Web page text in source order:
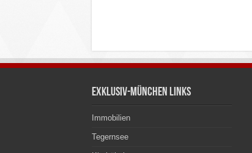
Exklusiv-München Links
Immobilien
Tegernsee